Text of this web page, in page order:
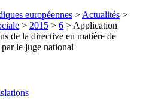
européennes > Actualités >
> 2015 > 6 > Application
de la directive en matière de
le juge national